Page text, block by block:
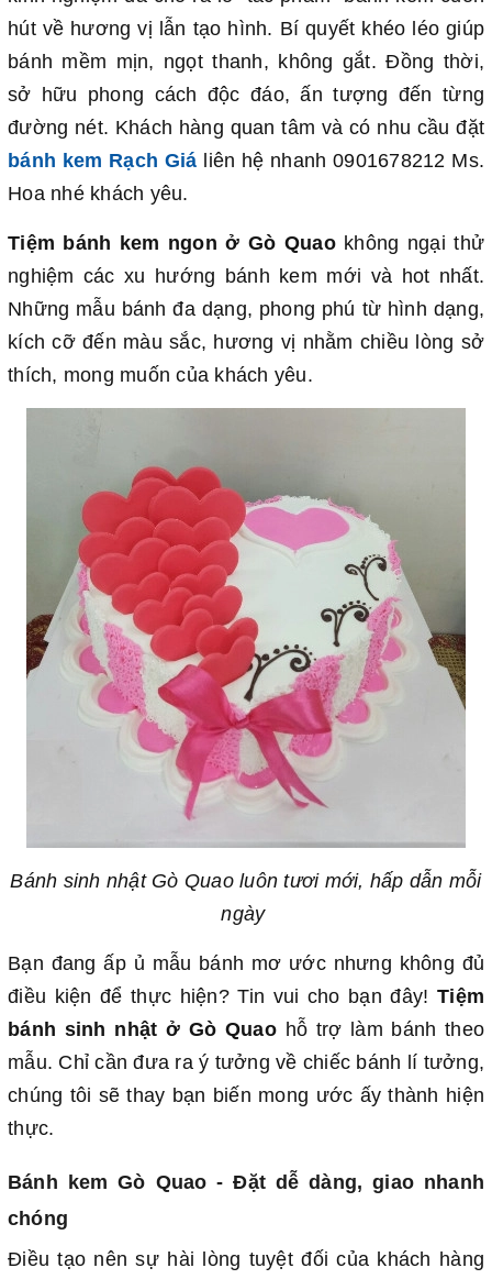
hút về hương vị lẫn tạo hình. Bí quyết khéo léo giúp
bánh mềm mịn, ngọt thanh, không gắt. Đồng thời,
sở hữu phong cách độc đáo, ấn tượng đến từng
đường nét. Khách hàng quan tâm và có nhu cầu đặt
bánh kem Rạch Giá liên hệ nhanh 0901678212 Ms.
Hoa nhé khách yêu.
Tiệm bánh kem ngon ở Gò Quaokhông ngại thử
nghiệm các xu hướng bánh kem mới và hot nhất.
Những mẫu bánh đa dạng, phong phú từ hình dạng,
kích cỡ đến màu sắc, hương vị nhằm chiều lòng sở
thích, mong muốn của khách yêu.
Bánh sinh nhật Gò Quao luôn tươi mới, hấp dẫn mỗi
ngày
Bạn đang ấp ủ mẫu bánh mơ ước nhưng không đủ
điều kiện để thực hiện? Tin vui cho bạn đây! Tiệm
bánh sinh nhật ở Gò Quaohỗ trợ làm bánh theo
mẫu. Chỉ cần đưa ra ý tưởng về chiếc bánh lí tưởng,
chúng tôi sẽ thay bạn biến mong ước ấy thành hiện
thực.
Bánh kem Gò Quao - Đặt dễ dàng, giao nhanh
chóng
Điều tạo nên sự hài lòng tuyệt đối của khách hàng